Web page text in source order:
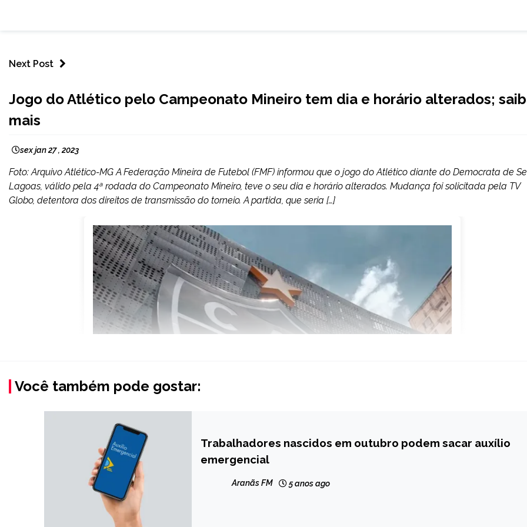
Next Post
Jogo do Atlético pelo Campeonato Mineiro tem dia e horário alterados;
mais
sex jan 27 , 2023
Foto: Arquivo Atlético-MG A Federação Mineira de Futebol (FMF) informou que o jogo do Atlético diante do Democrata de
Lagoas, válido pela 4ª rodada do Campeonato Mineiro, teve o seu dia e horário alterados. Mudança foi solicitada pela TV
Globo, detentora dos direitos de transmissão do torneio. A partida, que seria […]
Você também pode gostar:
NOTÍCIAS
Trabalhadores nascidos em outubro podem sacar auxílio
emergencial
Aranãs FM 5 anos ago